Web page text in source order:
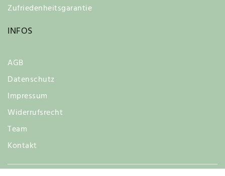
Zufriedenheitsgarantie
INFOS
AGB
Datenschutz
Impressum
Widerrufsrecht
Team
Kontakt